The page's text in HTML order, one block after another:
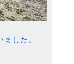
した。